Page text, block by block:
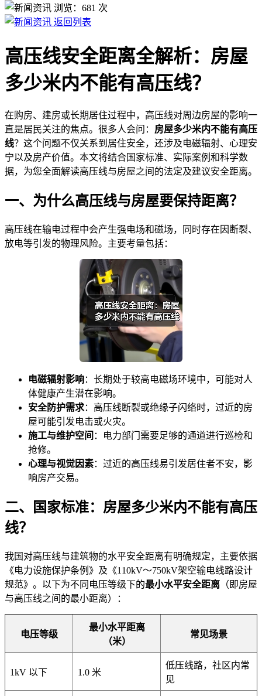
浏览： 681 次
返回列表
高压线安全距离全解析：房屋
多少米内不能有高压线？
在购房、建房或长期居住过程中，高压线对周边房屋的影响一
直是居民关注的焦点。很多人会问： 房屋多少米内不能有高压
线？这个问题不仅关系到居住安全，还涉及电磁辐射、心理安
宁以及房产价值。本文将结合国家标准、实际案例和科学数
据，为您全面解读高压线与房屋之间的法定及建议安全距离。
一、为什么高压线与房屋要保持距离？
高压线在输电过程中会产生强电场和磁场，同时存在因断裂、
放电等引发的物理风险。主要考量包括：
电磁辐射影响：长期处于较高电磁场环境中，可能对人
体健康产生潜在影响。
安全防护需求：高压线断裂或绝缘子闪络时，过近的房
屋可能引发电击或火灾。
施工与维护空间 ：电力部门需要足够的通道进行巡检和
抢修。
心理与视觉因素：过近的高压线易引发居住者不安，影
响房产交易。
二、国家标准：房屋多少米内不能有高压
线？
我国对高压线与建筑物的水平安全距离有明确规定，主要依据
《电力设施保护条例》及《110kV～750kV架空输电线路设计
规范》。以下为不同电压等级下的最小水平安全距离 （即房屋
与高压线之间的最小距离）：
电压等级
最小水平距离
（米）
常见场景
1kV 以下 1.0 米
低压线路，社区内常
见